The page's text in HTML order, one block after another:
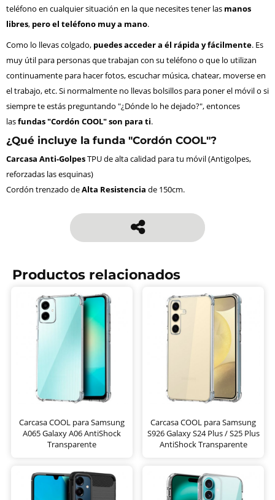
teléfono en cualquier situación en la que necesites tener las manos
libres, pero el teléfono muy a mano.
Como lo llevas colgado, puedes acceder a él rápida y fácilmente. Es
muy útil para personas que trabajan con su teléfono o que lo utilizan
continuamente para hacer fotos, escuchar música, chatear, moverse en
el trabajo, etc. Si normalmente no llevas bolsillos para poner el móvil o si
siempre te estás preguntando "¿Dónde lo he dejado?", entonces
lasfundas "Cordón COOL" son para ti.
¿Qué incluye la funda "Cordón COOL"?
Carcasa Anti-GolpesTPU de alta calidad para tu móvil (Antigolpes,
reforzadas las esquinas)
Cordón trenzado deAlta Resistencia de 150cm.
Productos relacionados
Carcasa COOL para Samsung
A065 Galaxy A06 AntiShock
Transparente
Carcasa COOL para Samsung
S926 Galaxy S24 Plus / S25 Plus
AntiShock Transparente